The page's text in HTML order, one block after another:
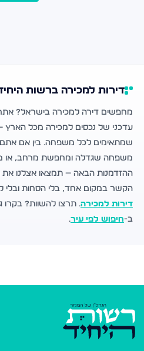
דירות למכירה ברשות
מחפשים דירה למכירה בישראל?
עדכני של נכסים למכירה מכל הארץ —
שמתאימים לכל משפחה. בין אם אתם
משפחה שגדלה ומחפשת מרחב, או
ההזדמנות הבאה — תמצאו אצלנו את
הקשר במקום אחד, בלי הסחות ובלי
דירות למכירה. תרצו להשוות? בקרו
ב-חיפוש לפי עיר.